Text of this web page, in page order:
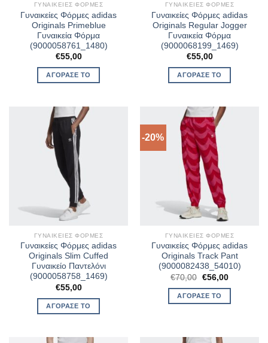
ΓΥΝΑΙΚΕΊΕΣ ΦΌΡΜΕΣ
Γυναικείες Φόρμες adidas
Originals Primeblue
Γυναικεία Φόρμα
(9000058761_1480)
€55,00
ΑΓΌΡΑΣΈ ΤΟ
ΓΥΝΑΙΚΕΊΕΣ ΦΌΡΜΕΣ
Γυναικείες Φόρμες adidas
Originals Regular Jogger
Γυναικεία Φόρμα
(9000068199_1469)
€55,00
ΑΓΌΡΑΣΈ ΤΟ
ΓΥΝΑΙΚΕΊΕΣ ΦΌΡΜΕΣ
Γυναικείες Φόρμες adidas
Originals Slim Cuffed
Γυναικείο Παντελόνι
(9000058758_1469)
€55,00
ΑΓΌΡΑΣΈ ΤΟ
-20%
ΓΥΝΑΙΚΕΊΕΣ ΦΌΡΜΕΣ
Γυναικείες Φόρμες adidas
Originals Track Pant
(9000082438_54010)
€70,00 Original
price
was:
€70,00.
€56,00Η
τιμή
ΑΓΌΡΑΣΈ ΤΟ